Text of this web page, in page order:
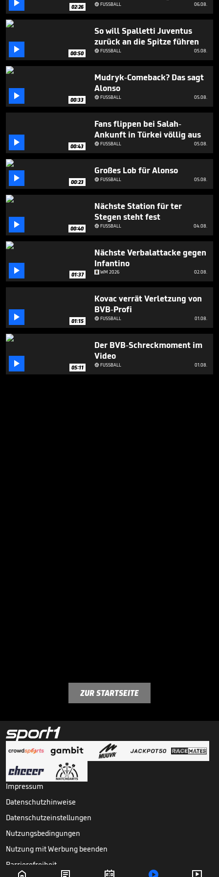
minute,
14
seconds
 02:26 FUSSBALL 06.08.
 00:50
So will Spalletti Juventus
zurück an die Spitze führen
FUSSBALL 05.08.
 00:33
Mudryk-Comeback? Das sagt
Alonso
FUSSBALL 05.08.
 00:43
Fans flippen bei Salah-
Ankunft in Türkei völlig aus
FUSSBALL 05.08.
 00:23
Großes Lob für Alonso
FUSSBALL 05.08.
 00:40
Nächste Station für ter
Stegen steht fest
FUSSBALL 04.08.
 01:37
Nächste Verbalattacke gegen
Infantino
WM 2026 02.08.
 01:15
Kovac verrät Verletzung von
BVB-Profi
FUSSBALL 01.08.
 05:11
Der BVB-Schreckmoment im
Video
FUSSBALL 01.08.
    
ZUR STARTSEITE
Impressum
Datenschutzhinweise
Datenschutzeinstellungen
Nutzungsbedingungen
Nutzung mit Werbung beenden
Barrierefreiheit